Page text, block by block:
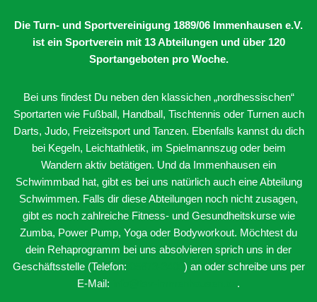
Die Turn- und Sportvereinigung 1889/06 Immenhausen e.V.
ist ein Sportverein mit 13 Abteilungen und über 120
Sportangeboten pro Woche.
Bei uns findest Du neben den klassichen „nordhessischen“
Sportarten wie Fußball, Handball, Tischtennis oder Turnen auch
Darts, Judo, Freizeitsport und Tanzen. Ebenfalls kannst du dich
bei Kegeln, Leichtathletik, im Spielmannszug oder beim
Wandern aktiv betätigen. Und da Immenhausen ein
Schwimmbad hat, gibt es bei uns natürlich auch eine Abteilung
Schwimmen. Falls dir diese Abteilungen noch nicht zusagen,
gibt es noch zahlreiche Fitness- und Gesundheitskurse wie
Zumba, Power Pump, Yoga oder Bodyworkout. Möchtest du
dein Rehaprogramm bei uns absolvieren sprich uns in der
Geschäftsstelle (Telefon:
) an oder schreibe uns per
E-Mail:
.